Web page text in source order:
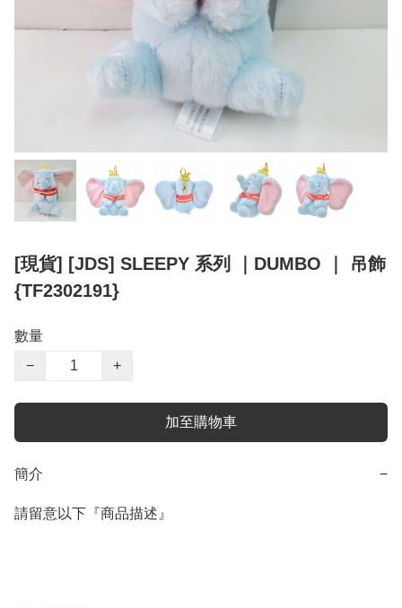
[現貨] [JDS] SLEEPY 系列 ｜DUMBO ｜ 吊飾
{TF2302191}
數量
−
+
加至購物車
簡介 −
請留意以下『商品描述』